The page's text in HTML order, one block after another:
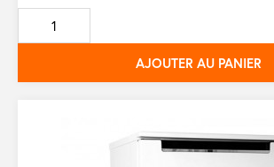
de
base
AJOUTER AU PANIER